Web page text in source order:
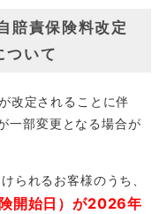
賠責保険料改定
ついて
改定されることに伴
一部変更となる場合が
られるお客様のうち、
開始日）が2026年